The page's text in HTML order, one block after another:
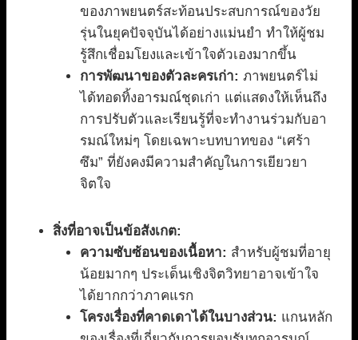
ของภาพยนตร์สะท้อนประสบการณ์ของวัย
รุ่นในยุคปัจจุบันได้อย่างแม่นยำ ทำให้ผู้ชม
รู้สึกเชื่อมโยงและเข้าใจตัวเองมากขึ้น
การพัฒนาของตัวละครเก่า: ภาพยนตร์ไม่
ได้ทอดทิ้งอารมณ์ชุดเก่า แต่แสดงให้เห็นถึง
การปรับตัวและเรียนรู้ที่จะทำงานร่วมกับอา
รมณ์ใหม่ๆ โดยเฉพาะบทบาทของ “เศร้า
ซึม” ที่ยังคงมีความสำคัญในการเยียวยา
จิตใจ
สิ่งที่อาจเป็นข้อสังเกต:
ความซับซ้อนของเนื้อหา: สำหรับผู้ชมที่อายุ
น้อยมากๆ ประเด็นเชิงจิตวิทยาอาจเข้าใจ
ได้ยากกว่าภาคแรก
โครงเรื่องที่คาดเดาได้ในบางส่วน: แกนหลัก